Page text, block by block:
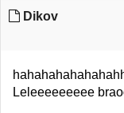
Dikov
Leleeeeeeeee